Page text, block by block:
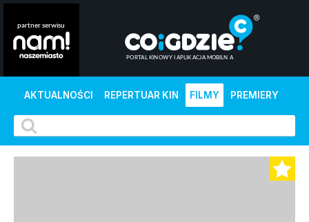
AKTUALNOŚCI REPERTUAR KIN FILMY PREMIERY